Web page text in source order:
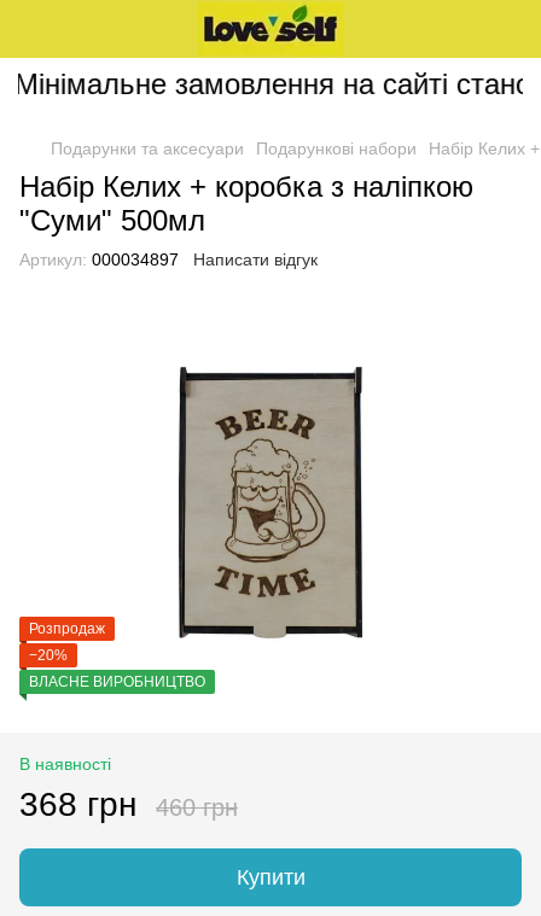
замовлення на сайті
Подарунки та аксесуари Подарункові набори Набір Келих
Набір Келих + коробка з наліпкою
"Суми" 500мл
Артикул: 000034897 Написати відгук
Розпродаж
−20%
ВЛАСНЕ ВИРОБНИЦТВО
В наявності
368 грн 460 грн
Купити